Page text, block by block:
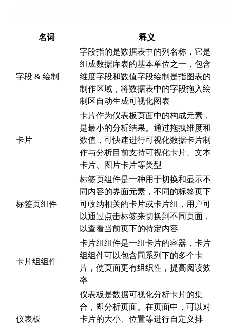
名词 释义
字段 & 绘制
字段指的是数据表中的列名称，它是
组成数据库表的基本单位之一，包含
维度字段和数值字段绘制是指图表的
制作区域，将数据表中的字段拖入绘
制区自动生成可视化图表
卡片
卡片作为仪表板页面中的构成元素，
是最小的分析结果。通过拖拽维度和
数值，可快速进行可视化数据卡片制
作与分析目前支持可视化卡片、文本
卡片、图片卡片等类型
标签页组件
标签页组件是一种用于切换和显示不
同内容的界面元素，不同的标签页下
可收纳相关的卡片或卡片组，用户可
以通过点击标签来切换到不同页面，
以查看当前页下的特定内容
卡片组组件
卡片组组件是一组卡片的容器，卡片
组组件可以包含同系列下的多个卡
片，使页面更有组织性，提高阅读效
率
仪表板
仪表板是数据可视化分析卡片的集
合，即分析页面。在页面中，可以对
卡片的大小、位置等进行自定义排